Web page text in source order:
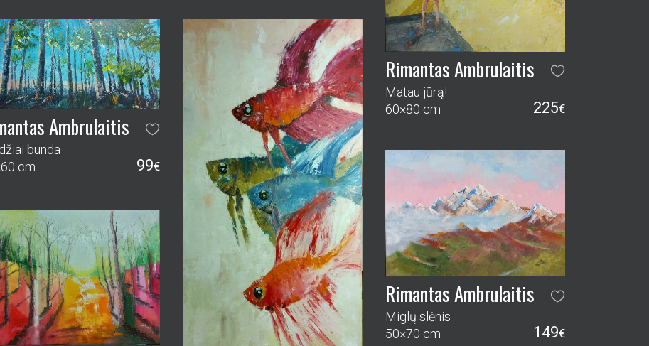
Rimantas Ambrulaitis
Matau jūrą!
60×80 cm
225€
Ambrulaitis
bunda
cm
99€
Rimantas Ambrulaitis
Miglų slėnis
50×70 cm
149€